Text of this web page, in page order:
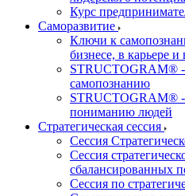
Курс
Саморазвитие
Ключи к
бизнесе, в карьере
STRUCTOGRAM®
самопознанию
STRUCTOGRAM®
пониманию людей
Стратегическая сессия
Сессия
Сессия
сбалансированных
Сессия по